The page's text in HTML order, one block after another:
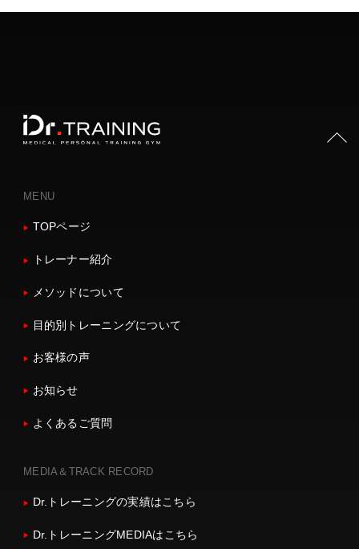
MENU
TOPページ
トレーナー紹介
メソッドについて
目的別トレーニングについて
お客様の声
お知らせ
よくあるご質問
MEDIA＆TRACK RECORD
Dr.トレーニングの実績はこちら
Dr.トレーニングMEDIAはこちら